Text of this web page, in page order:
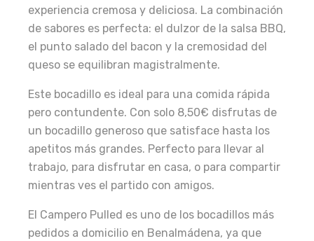
experiencia cremosa y deliciosa. La combinación
de sabores es perfecta: el dulzor de la salsa BBQ,
el punto salado del bacon y la cremosidad del
queso se equilibran magistralmente.
Este bocadillo es ideal para una comida rápida
pero contundente. Con solo 8,50€ disfrutas de
un bocadillo generoso que satisface hasta los
apetitos más grandes. Perfecto para llevar al
trabajo, para disfrutar en casa, o para compartir
mientras ves el partido con amigos.
El Campero Pulled es uno de los bocadillos más
pedidos a domicilio en Benalmádena, ya que